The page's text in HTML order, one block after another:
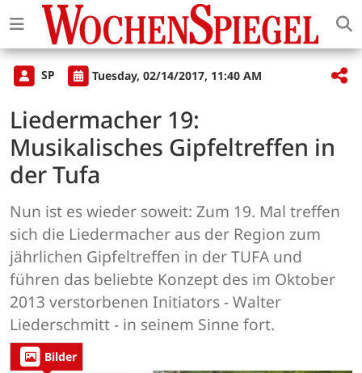
SP Tuesday, 02/14/2017, 11:40 AM
Liedermacher 19:
Musikalisches Gipfeltreffen in
der Tufa
Nun ist es wieder soweit: Zum 19. Mal treffen
sich die Liedermacher aus der Region zum
jährlichen Gipfeltreffen in der TUFA und
führen das beliebte Konzept des im Oktober
2013 verstorbenen Initiators - Walter
Liederschmitt - in seinem Sinne fort.
Bilder